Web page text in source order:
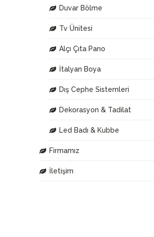
Duvar Bölme
Tv Ünitesi
Alçı Çıta Pano
İtalyan Boya
Dış Cephe Sistemleri
Dekorasyon & Tadilat
Led Badı & Kubbe
Firmamız
İletişim